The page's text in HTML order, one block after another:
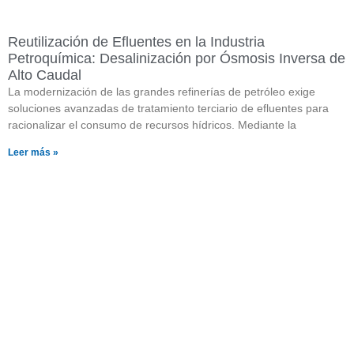
Reutilización de Efluentes en la Industria
Petroquímica: Desalinización por Ósmosis Inversa de
Alto Caudal
La modernización de las grandes refinerías de petróleo exige
soluciones avanzadas de tratamiento terciario de efluentes para
racionalizar el consumo de recursos hídricos. Mediante la
Leer más »